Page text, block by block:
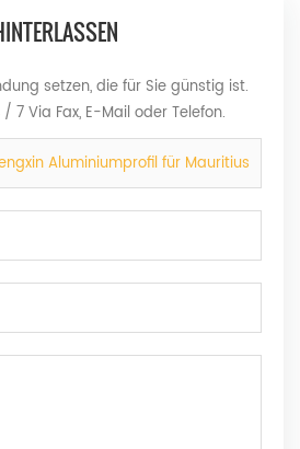
setzen, die für Sie günstig ist.
7 Via Fax, E-Mail oder Telefon.
Aluminiumprofil für Mauritius